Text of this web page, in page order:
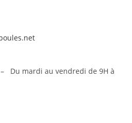
Du mardi au vendredi de 9H à